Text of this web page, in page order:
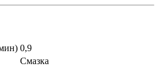
0,9
Смазка